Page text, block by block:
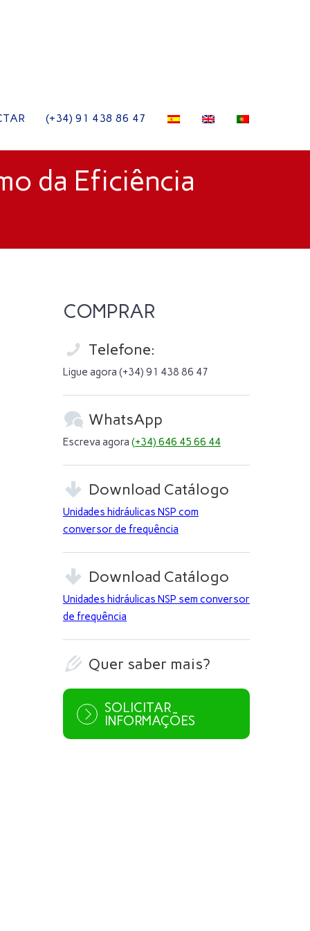
(+34) 91 438 86 47
da Eficiência
COMPRAR
 Telefone:
Ligue agora (+34) 91 438 86 47
 WhatsApp
Escreva agora (+34) 646 45 66 44
 Download Catálogo
Unidades hidráulicas NSP com
conversor de frequência
 Download Catálogo
Unidades hidráulicas NSP sem conversor
de frequência
 Quer saber mais?
SOLICITAR
INFORMAÇÕES